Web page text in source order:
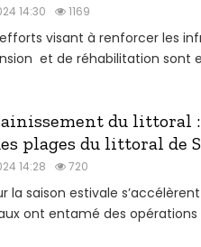
14:30 1169
visant à renforcer les
et de réhabilitation sont
du littoral
plages du littoral de
14:28 720
la saison estivale
ont entamé des